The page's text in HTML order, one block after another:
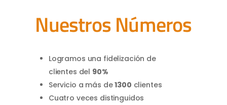
Nuestros Números
Logramos una fidelización de
clientes del 90%
Servicio a más de1300 clientes
Cuatro veces distinguidos